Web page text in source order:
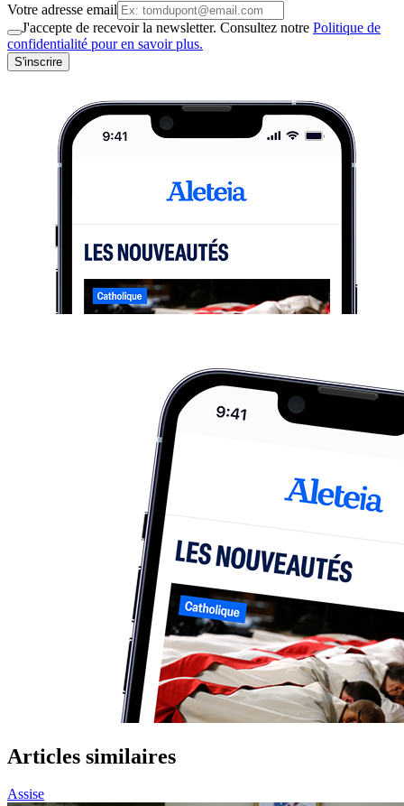
Votre adresse email
J'accepte de recevoir la newsletter. Consultez notre Politique de
confidentialité pour en savoir plus.
S'inscrire
Articles similaires
Assise